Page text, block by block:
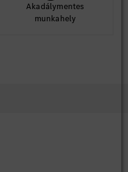
Akadálymentes
munkahely